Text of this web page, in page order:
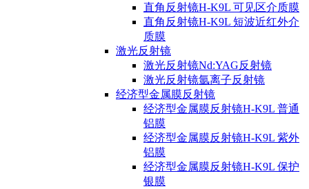
直角反射镜H-K9L 可见区介质膜
直角反射镜H-K9L 短波近红外介
质膜
激光反射镜
激光反射镜Nd:YAG反射镜
激光反射镜氩离子反射镜
经济型金属膜反射镜
经济型金属膜反射镜H-K9L 普通
铝膜
经济型金属膜反射镜H-K9L 紫外
铝膜
经济型金属膜反射镜H-K9L 保护
银膜